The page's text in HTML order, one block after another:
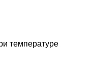
температуре